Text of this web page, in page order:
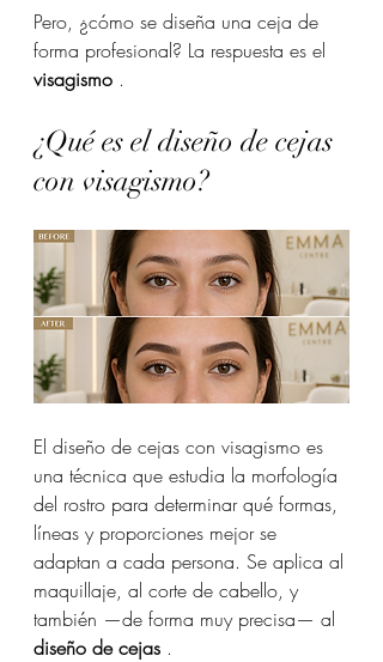
Pero, ¿cómo se diseña una ceja de
forma profesional? La respuesta es el
visagismo .
¿Qué es el diseño de cejas
con visagismo?
El diseño de cejas con visagismo es
una técnica que estudia la morfología
del rostro para determinar qué formas,
líneas y proporciones mejor se
adaptan a cada persona. Se aplica al
maquillaje, al corte de cabello, y
también —de forma muy precisa— al
diseño de cejas .